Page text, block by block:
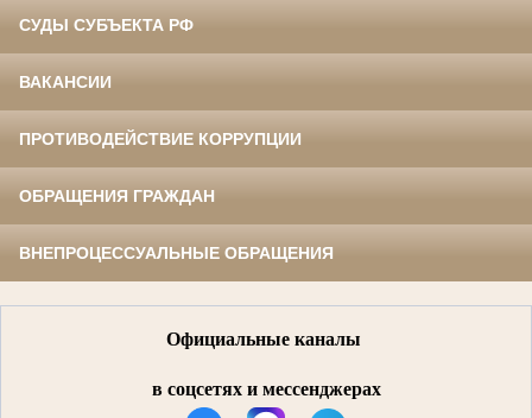
СУДЫ СУБЪЕКТА РФ
ВАКАНСИИ
ПРОТИВОДЕЙСТВИЕ КОРРУПЦИИ
ОБРАЩЕНИЯ ГРАЖДАН
ВНЕПРОЦЕССУАЛЬНЫЕ ОБРАЩЕНИЯ
Официальные каналы
в соцсетях и мессенджерах